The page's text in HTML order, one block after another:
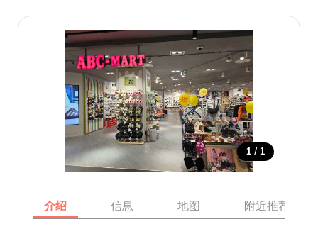
1 / 1
介绍 信息 地图 附近推荐景点